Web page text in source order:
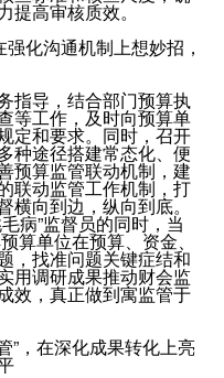
提高审核质效。
化沟通机制上想妙招，
导，结合部门预算执
等工作，及时向预算单
定和要求。同时，召开
种途径搭建常态化、便
预算监管联动机制，建
联动监管工作机制，打
横向到边，纵向到底。
病”监督员的同时，当
算单位在预算、资金、
，找准问题关键症结和
用调研成果推动财会监
效，真正做到寓监管于
，在深化成果转化上亮